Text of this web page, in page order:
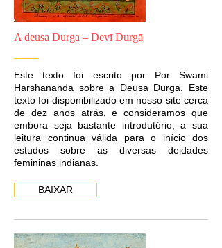
A deusa Durga – Devī Durgā
Este texto foi escrito por Por Swami
Harshananda sobre a Deusa Durgā. Este
texto foi disponibilizado em nosso site cerca
de dez anos atrás, e consideramos que
embora seja bastante introdutório, a sua
leitura continua válida para o início dos
estudos sobre as diversas deidades
femininas indianas.
BAIXAR